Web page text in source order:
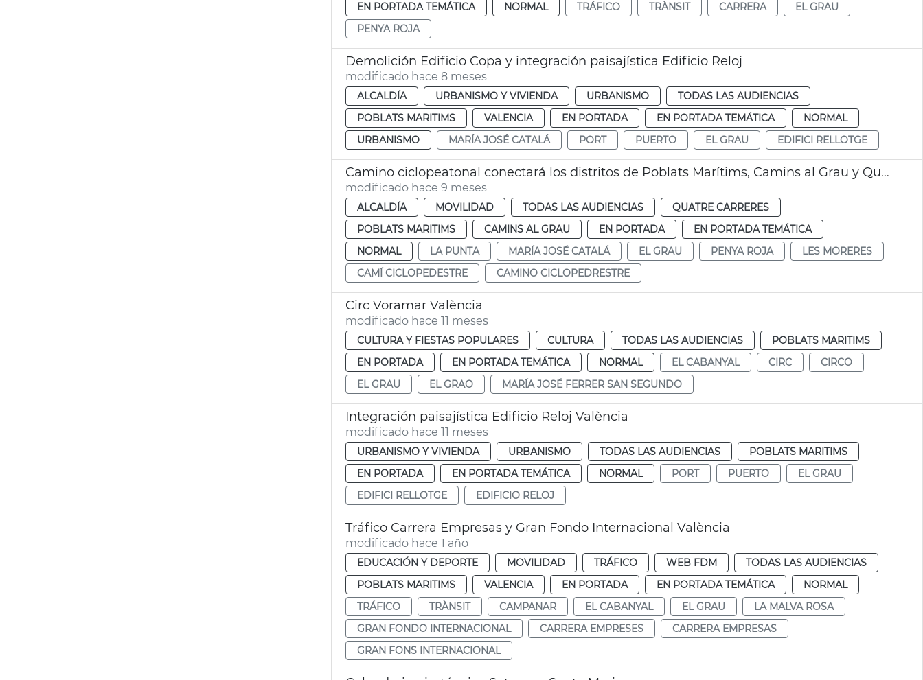
EN PORTADA TEMÁTICA
NORMAL TRÁFICO TRÀNSIT CARRERA
EL GRAU
PENYA ROJA
Demolición Edificio Copa y integración paisajística Edificio Reloj
modificado hace 8 meses
ALCALDÍA URBANISMO Y VIVIENDA URBANISMO
TODAS LAS AUDIENCIAS
POBLATS MARITIMS
VALENCIA EN PORTADA EN PORTADA TEMÁTICA
NORMAL
URBANISMO
MARÍA JOSÉ CATALÁ PORT PUERTO EL GRAU EDIFICI RELLOTGE
Camino ciclopeatonal conectará los distritos de Poblats Marítims, Camins al Grau y Quatre Carreres
modificado hace 9 meses
ALCALDÍA MOVILIDAD TODAS LAS AUDIENCIAS
QUATRE CARRERES
POBLATS MARITIMS
CAMINS AL GRAU EN PORTADA
EN PORTADA TEMÁTICA
NORMAL
LA PUNTA MARÍA JOSÉ CATALÁ EL GRAU PENYA ROJA
LES MORERES
CAMÍ CICLOPEDESTRE
CAMINO CICLOPEDRESTRE
Circ Voramar València
modificado hace 11 meses
CULTURA Y FIESTAS POPULARES CULTURA TODAS LAS AUDIENCIAS
POBLATS MARITIMS
EN PORTADA
EN PORTADA TEMÁTICA NORMAL EL CABANYAL CIRC
CIRCO
EL GRAU
EL GRAO MARÍA JOSÉ FERRER SAN SEGUNDO
Integración paisajística Edificio Reloj València
modificado hace 11 meses
URBANISMO Y VIVIENDA URBANISMO TODAS LAS AUDIENCIAS
POBLATS MARITIMS
EN PORTADA
EN PORTADA TEMÁTICA NORMAL PORT PUERTO
EL GRAU
EDIFICI RELLOTGE
EDIFICIO RELOJ
Tráfico Carrera Empresas y Gran Fondo Internacional València
modificado hace 1 año
EDUCACIÓN Y DEPORTE MOVILIDAD TRÁFICO WEB FDM
TODAS LAS AUDIENCIAS
POBLATS MARITIMS
VALENCIA EN PORTADA EN PORTADA TEMÁTICA
NORMAL
TRÁFICO
TRÀNSIT CAMPANAR EL CABANYAL EL GRAU
LA MALVA ROSA
GRAN FONDO INTERNACIONAL
CARRERA EMPRESES
CARRERA EMPRESAS
GRAN FONS INTERNACIONAL